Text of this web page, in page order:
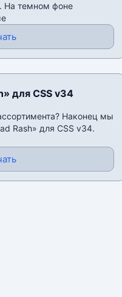
На темном фоне
для CSS v34
Наконец мы
Rash» для CSS v34.